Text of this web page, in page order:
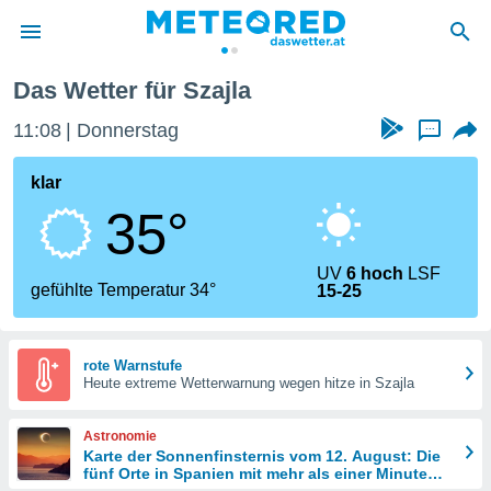
wurde
dass
sind.
diese
Das Wetter für Szajla
11:08 Donnerstag ...
klar
35°
gefühlte Temperatur 34°
UV6 hoch LSF
15-25
rote Warnstufe
Heute extreme Wetterwarnung wegen hitze in Szajla
Astronomie
Karte der Sonnenfinsternis vom 12. August: Die
fünf Orte in Spanien mit mehr als einer Minute